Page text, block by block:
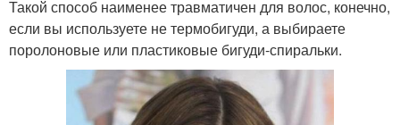
Такой способ наименее травматичен для волос, конечно,
если вы используете не термобигуди, а выбираете
поролоновые или пластиковые бигуди-спиральки.